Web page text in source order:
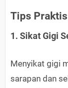
Tips
1. Sikat Gigi
Menyikat gigi
sarapan dan